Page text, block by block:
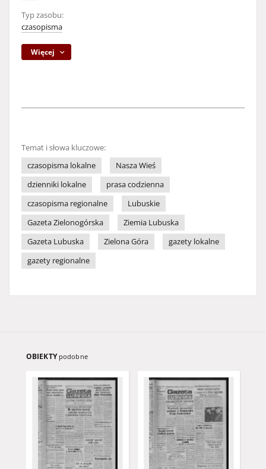
Typ zasobu:
czasopisma
Więcej
Temat i słowa kluczowe:
czasopisma lokalne
Nasza Wieś
dzienniki lokalne
prasa codzienna
czasopisma regionalne
Lubuskie
Gazeta Zielonogórska
Ziemia Lubuska
Gazeta Lubuska
Zielona Góra
gazety lokalne
gazety regionalne
OBIEKTY podobne